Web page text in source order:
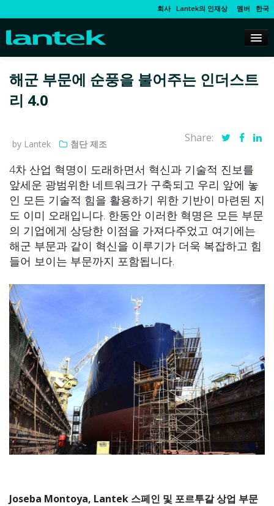
회사 Lantek의 인재상 멤버 한국
해군 부문에 순풍을 불어주는 인더스트
리 4.0
by Lantek 첨단 제조 Share:
4차 산업 혁명이 도래하면서 혁신과 기술적 진보를
앞세운 광범위한 네트워크가 구축되고 우리 앞에 놓
인 모든 기술적 힘을 활용하기 위한 기반이 마련된 지
도 이미 오래입니다. 한동안 이러한 혁명은 모든 부문
의 기업에게 상당한 이점을 가져다주었고 여기에는
해군 부문과 같이 혁신을 이루기가 더욱 복잡하고 힘
들어 보이는 부문까지 포함됩니다.
Joseba Montoya, Lantek 스페인 및 포르투갈 상업 부문